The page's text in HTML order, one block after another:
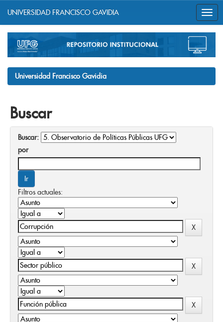
navigation
UNIVERSIDAD FRANCISCO GAVIDIA
Universidad Francisco Gavidia
Buscar
Buscar:
por
Filtros actuales: